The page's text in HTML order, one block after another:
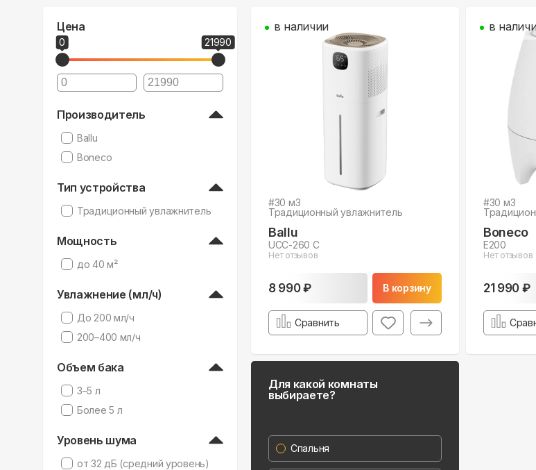
Цена
0 21990
Производитель
Ballu
Boneco
Тип устройства
Традиционный увлажнитель
Мощность
до 40 м²
Увлажнение (мл/ч)
До 200 мл/ч
200–400 мл/ч
Объем бака
3–5 л
Более 5 л
Уровень шума
от 32 дБ (средний уровень)
#30 м3
Традиционный увлажнитель
Ballu
UCC-260 C
Нет отзывов
8 990 ₽ В корзину
в наличии
Сравнить
#30 м3
Boneco
E200
Нет отзывов
21 990 ₽
в
Для какой комнаты
выбираете?
Спальня